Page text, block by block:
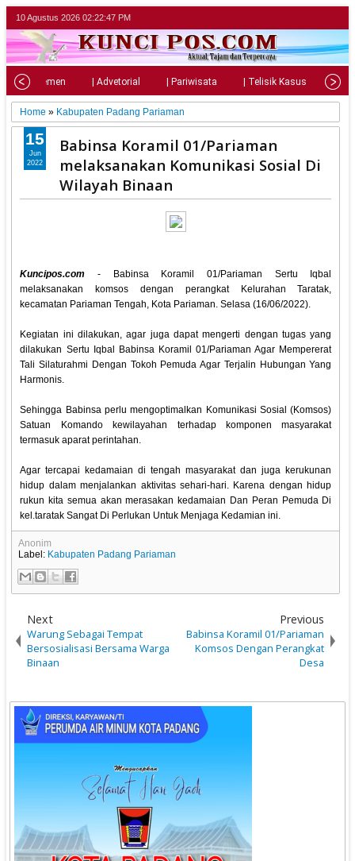
10 Agustus 2026 02:22:48 PM
| Parlemen | Advetorial | Pariwisata | Telisik Kasus |
Home » Kabupaten Padang Pariaman
Babinsa Koramil 01/Pariaman
melaksanakan Komunikasi Sosial Di
Wilayah Binaan
Kuncipos.com - Babinsa Koramil 01/Pariaman Sertu Iqbal
melaksanakan komsos dengan perangkat Kelurahan Taratak,
kecamatan Pariaman Tengah, Kota Pariaman. Selasa (16/06/2022).
Kegiatan ini dilakukan, agar juga dapat mengerti dengan tugas yang
dilakukan Sertu Iqbal Babinsa Koramil 01/Pariaman Agar Mempererat
Tali Silaturahmi Dengan Tokoh Pemuda Agar Terjalin Hubungan Yang
Harmonis.
Sehingga Babinsa perlu mengoptimalkan Komunikasi Sosial (Komsos)
Satuan Komando kewilayahan terhadap komponen masyarakat
termasuk aparat perintahan.
Agar tercapai kedamaian di tengah masyarakat dan juga kerukunan
hidup dalam menjalankan aktivitas sehari-hari. Karena dengan hidup
rukun kita semua akan merasakan kedamaian Dan Peran Pemuda Di
kel.taratak Sangat Di Perlukan Untuk Menjaga Kedamian ini.
15
Jun
2022
Anonim
Label: Kabupaten Padang Pariaman
Next
Warung Sebagai Tempat
Bersosialisasi Bersama Warga
Binaan
Previous
Babinsa Koramil 01/Pariaman
Komsos Dengan Perangkat
Desa